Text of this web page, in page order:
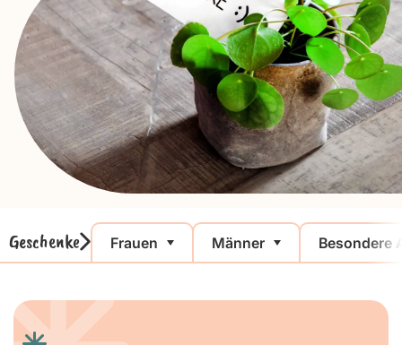
Geschenke Frauen Männer Besondere